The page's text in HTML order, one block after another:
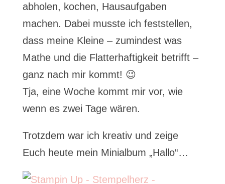
abholen, kochen, Hausaufgaben
machen. Dabei musste ich feststellen,
dass meine Kleine – zumindest was
Mathe und die Flatterhaftigkeit betrifft –
ganz nach mir kommt! 😉
Tja, eine Woche kommt mir vor, wie
wenn es zwei Tage wären.
Trotzdem war ich kreativ und zeige
Euch heute mein Minialbum „Hallo“…